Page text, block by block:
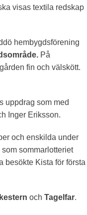
visas textila redskap
hembygdsförening
På
fin och välskött.
uppdrag som med
Inger Eriksson.
och enskilda under
sommarlotteriet
besökte Kista för första
och Tagelfar.